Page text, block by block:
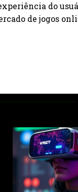
do
de jogos